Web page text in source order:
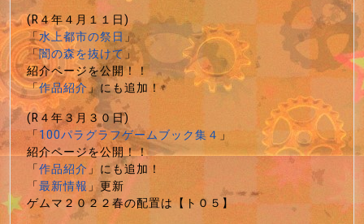
(R４年４月１１日)
「水上都市の祭日」
「闇の森を抜けて」
紹介ページを公開！！
「作品紹介」にも追加！
(R４年３月３０日)
「100パラグラフゲームブック集４ 」
紹介ページを公開！！
「作品紹介」にも追加！
「最新情報」更新
ゲムマ２０２２春の配置は【ト０５】